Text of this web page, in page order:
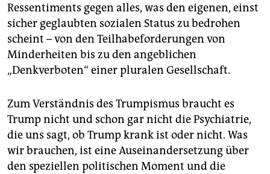
Ressentiments gegen alles, was den eigenen, einst
sicher geglaubten sozialen Status zu bedrohen
scheint – von den Teilhabeforderungen von
Minderheiten bis zu den angeblichen
„Denkverboten“ einer pluralen Gesellschaft.
Zum Verständnis des Trumpismus braucht es
Trump nicht und schon gar nicht die Psychiatrie,
die uns sagt, ob Trump krank ist oder nicht. Was
wir brauchen, ist eine Auseinandersetzung über
den speziellen politischen Moment und die